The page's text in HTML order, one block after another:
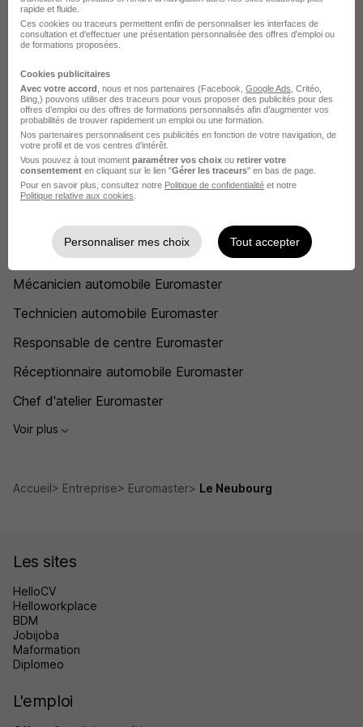
Euromaster Lesquin
Euromaster Mayenne
Euromaster Montpellier
Euromaster Rennes
Voir plus
Voir toutes les offres par ville chez Euromaster
Technicien monteur Euromaster
Mécanicien automobile Euromaster
Technicien automobile Euromaster
Responsable de centre Euromaster
Réceptionnaire automobile Euromaster
Chef d'atelier Euromaster
Voir plus
Accueil Entreprise Euromaster Le Neubourg
Les sites
HelloCV
Helloworkplace
BDM
Jobijoba
Maformation
Diplomeo
L'emploi
rapide et fluide.
Ces cookies ou traceurs permettent enfin de personnaliser les interfaces de
consultation et d'effectuer une présentation personnalisée des offres d'emploi ou
de formations proposées.
Cookies publicitaires
Avec votre accord , nous et nos partenaires (Facebook, Google Ads , Critéo,
Bing,) pouvons utiliser des traceurs pour vous proposer des publicités pour des
offres d’emploi ou des offres de formations personnalisés afin d’augmenter vos
probabilités de trouver rapidement un emploi ou une formation.
Nos partenaires personnalisent ces publicités en fonction de votre navigation, de
votre profil et de vos centres d’intérêt.
Vous pouvez à tout moment paramétrer vos choix ou retirer votre
consentement en cliquant sur le lien "Gérer les traceurs" en bas de page.
Pour en savoir plus, consultez notre Politique de confidentialité et notre
Politique relative aux cookies
Personnaliser mes choix Tout accepter